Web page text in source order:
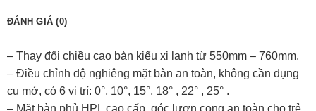
ĐÁNH GIÁ (0)
– Thay đổi chiều cao bàn kiểu xi lanh từ 550mm – 760mm.
– Điều chỉnh độ nghiêng mặt bàn an toàn, không cần dụng
cụ mở, có 6 vị trí: 0°, 10°, 15°, 18° , 22° , 25° .
– Mặt bàn phủ HPL cao cấp, góc lượn cong an toàn cho trẻ